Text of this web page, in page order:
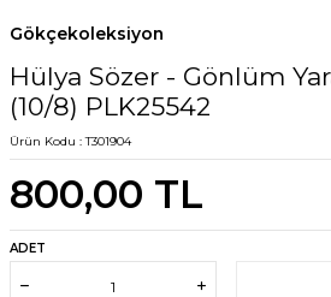
Gökçekoleksiyon
Hülya Sözer - Gönlüm
(10/8) PLK25542
Ürün Kodu :T301904
800,00 TL
ADET